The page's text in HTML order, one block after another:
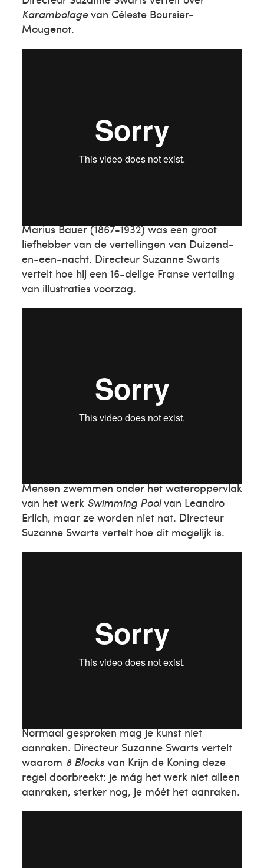
Karambolagevan Céleste Boursier-
Mougenot.
Marius Bauer (1867-1932) was een groot
liefhebber van de vertellingen van Duizend-
en-een-nacht. Directeur Suzanne Swarts
vertelt hoe hij een 16-delige Franse vertaling
van illustraties voorzag.
Mensen zwemmen onder het wateroppervlak
van het werk Swimming Poolvan Leandro
Erlich, maar ze worden niet nat. Directeur
Suzanne Swarts vertelt hoe dit mogelijk is.
Normaal gesproken mag je kunst niet
aanraken. Directeur Suzanne Swarts vertelt
waarom 8 Blocks van Krijn de Koning deze
regel doorbreekt: je mág het werk niet alleen
aanraken, sterker nog, je móét het aanraken.